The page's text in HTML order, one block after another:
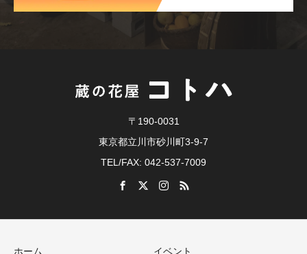
〒190-0031
東京都立川市砂川町3-9-7
TEL/FAX: 042-537-7009
ホーム イベント